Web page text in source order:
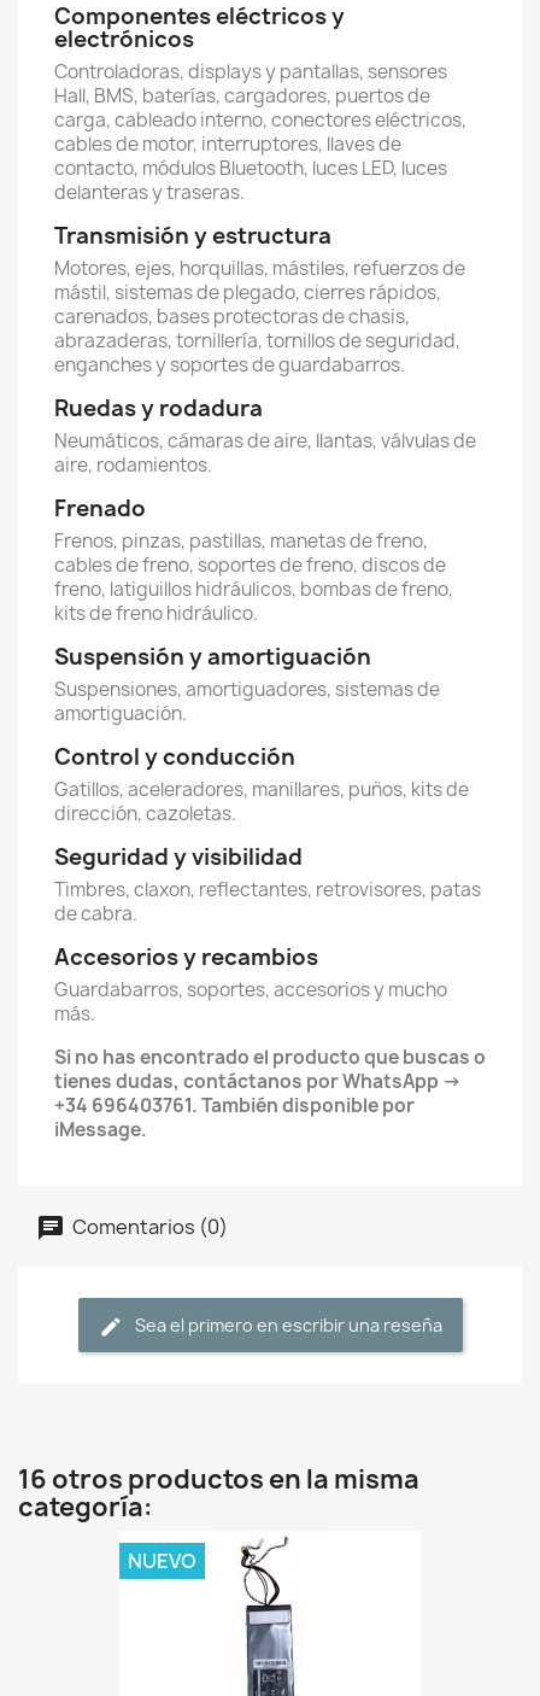
Componentes eléctricos y
electrónicos
Controladoras, displays y pantallas, sensores
Hall, BMS, baterías, cargadores, puertos de
carga, cableado interno, conectores eléctricos,
cables de motor, interruptores, llaves de
contacto, módulos Bluetooth, luces LED, luces
delanteras y traseras.
Transmisión y estructura
Motores, ejes, horquillas, mástiles, refuerzos de
mástil, sistemas de plegado, cierres rápidos,
carenados, bases protectoras de chasis,
abrazaderas, tornillería, tornillos de seguridad,
enganches y soportes de guardabarros.
Ruedas y rodadura
Neumáticos, cámaras de aire, llantas, válvulas de
aire, rodamientos.
Frenado
Frenos, pinzas, pastillas, manetas de freno,
cables de freno, soportes de freno, discos de
freno, latiguillos hidráulicos, bombas de freno,
kits de freno hidráulico.
Suspensión y amortiguación
Suspensiones, amortiguadores, sistemas de
amortiguación.
Control y conducción
Gatillos, aceleradores, manillares, puños, kits de
dirección, cazoletas.
Seguridad y visibilidad
Timbres, claxon, reflectantes, retrovisores, patas
de cabra.
Accesorios y recambios
Guardabarros, soportes, accesorios y mucho
más.
Si no has encontrado el producto que buscas o
tienes dudas, contáctanos por WhatsApp ->
+34 696403761. También disponible por
iMessage.
Comentarios (0)
Sea el primero en escribir una reseña
16 otros productos en la misma
categoría:
NUEVO